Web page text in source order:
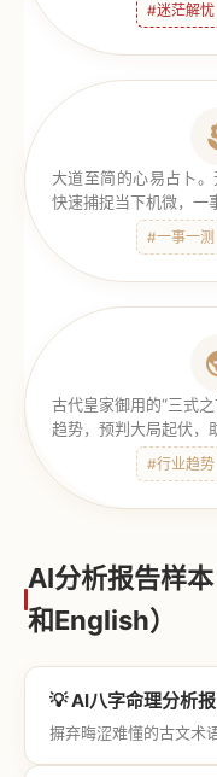
#迷茫解忧
大道至简的心易占卜
快速捕捉当下机微，一
#一事一测
古代皇家御用的“三式
趋势，预判大局起伏，
#行业趋势
AI分析报告样
和English）
💡 AI八字命理分析